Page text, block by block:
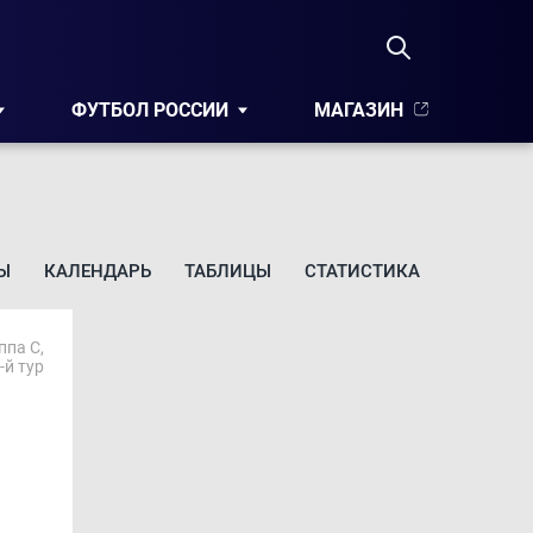
ФУТБОЛ РОССИИ МАГАЗИН
КАЛЕНДАРЬ ТАБЛИЦЫ СТАТИСТИКА
C,
й тур